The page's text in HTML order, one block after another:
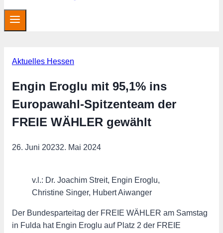
Aktuelles Hessen
Engin Eroglu mit 95,1% ins
Europawahl-Spitzenteam der
FREIE WÄHLER gewählt
26. Juni 20232. Mai 2024
v.l.: Dr. Joachim Streit, Engin Eroglu,
Christine Singer, Hubert Aiwanger
Der Bundesparteitag der FREIE WÄHLER am Samstag
in Fulda hat Engin Eroglu auf Platz 2 der FREIE